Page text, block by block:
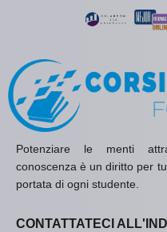
Potenziare le menti
conoscenza è un diritto per
portata di ogni studente.
CONTATTATECI